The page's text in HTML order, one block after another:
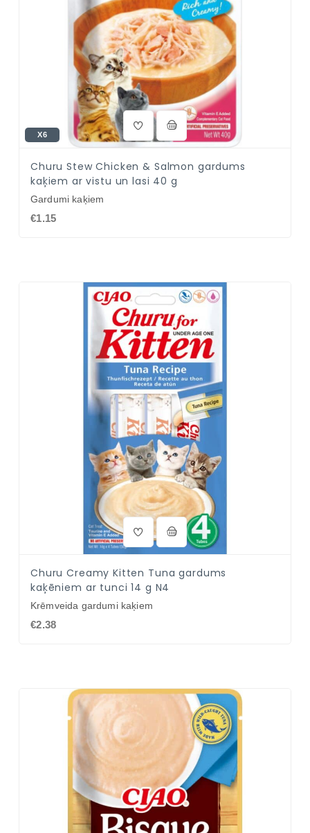
X6
Churu Stew Chicken & Salmon gardums
kaķiem ar vistu un lasi 40 g
Gardumi kaķiem
€1.15
Churu Creamy Kitten Tuna gardums
kaķēniem ar tunci 14 g N4
Krēmveida gardumi kaķiem
€2.38